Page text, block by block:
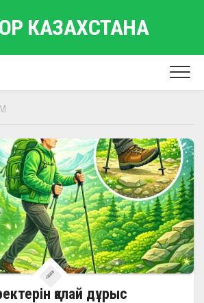
КАЗАХСТАНА
қалай дұрыс